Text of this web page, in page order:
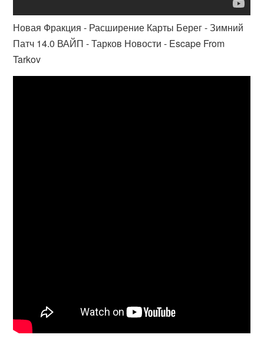
Новая Фракция - Расширение Карты Берег - Зимний
Патч 14.0 ВАЙП - Тарков Новости - Escape From
Tarkov